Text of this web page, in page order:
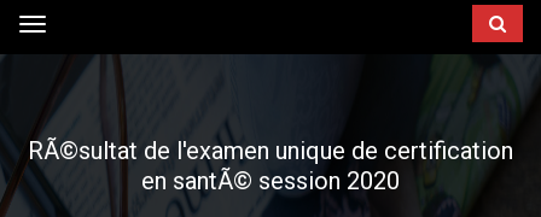
Toggle
navigation
RÃ©sultat de l'examen unique de certification
en santÃ© session 2020